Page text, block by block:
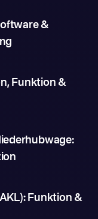
&
Funktion &
Funktion &